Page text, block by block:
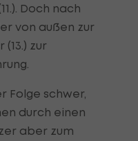
Doch nach
von außen zur
zur
Folge schwer,
durch einen
aber zum